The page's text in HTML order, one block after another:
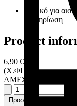
Ιδανικό για
τεκμηρίωση
Product
6,90 €
(Χ.ΦΠΑ)
ΑΜΕΣΑ ΔΙΑΘΕΣΙΜΟ
Προσθήκη στο καλάθι